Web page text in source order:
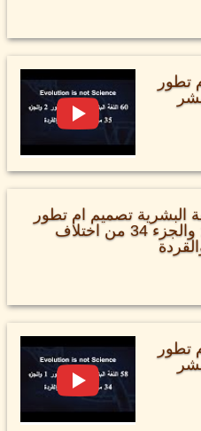
تطور
البشرية تصميم ام تطور
كمالة 1 والجزء 34 من اختلاف
تطور